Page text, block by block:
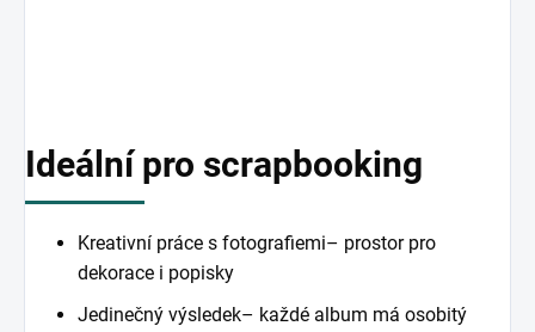
Ideální pro scrapbooking
Kreativní práce s fotografiemi– prostor pro
dekorace i popisky
Jedinečný výsledek– každé album má osobitý